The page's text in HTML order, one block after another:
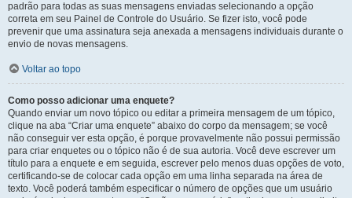
padrão para todas as suas mensagens enviadas selecionando a opção
correta em seu Painel de Controle do Usuário. Se fizer isto, você pode
prevenir que uma assinatura seja anexada a mensagens individuais durante o
envio de novas mensagens.
Voltar ao topo
Como posso adicionar uma enquete?
Quando enviar um novo tópico ou editar a primeira mensagem de um tópico,
clique na aba “Criar uma enquete” abaixo do corpo da mensagem; se você
não conseguir ver esta opção, é porque provavelmente não possui permissão
para criar enquetes ou o tópico não é de sua autoria. Você deve escrever um
título para a enquete e em seguida, escrever pelo menos duas opções de voto,
certificando-se de colocar cada opção em uma linha separada na área de
texto. Você poderá também especificar o número de opções que um usuário